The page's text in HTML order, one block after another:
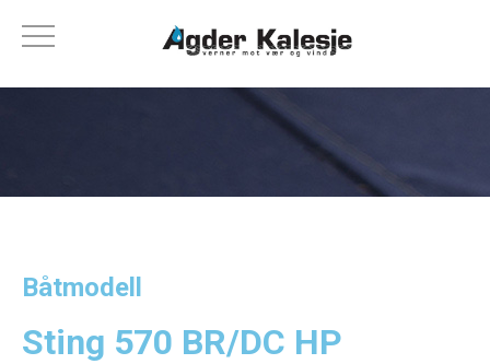
Båtmodell
Sting 570 BR/DC HP